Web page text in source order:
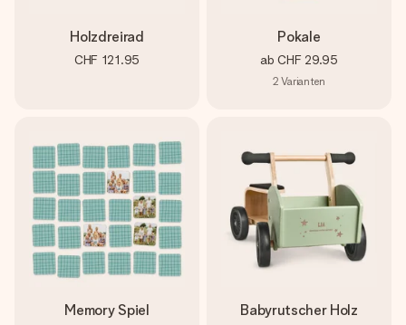
Holzdreirad
CHF 121.95
Pokale
ab CHF 29.95
2 Varianten
Memory Spiel Babyrutscher Holz